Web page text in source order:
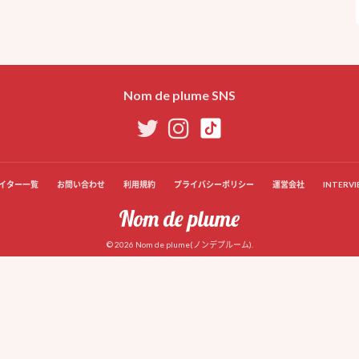
Nom de plume SNS
ター一覧 お問い合わせ 利用規約 プライバシーポリシー 運営会社
© 2026 Nom de plume(ノンデプルーム).